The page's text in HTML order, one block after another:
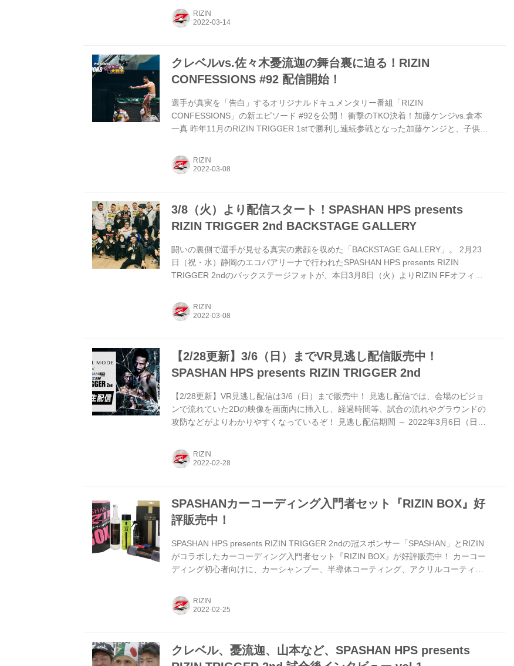
MASANARI vs. 松井大樹 松井大樹2 MASANARI2 第2試合 大樹 vs. 仲川広汰 大樹3 仲
川広汰3 第1試合 伊藤勇大 vs. 桃翔 桃翔2 伊藤勇大2 関連記事 BACKSTAGE GALL...
RIZIN
クレベルvs.佐々木憂流迦の舞台裏に迫る！RIZIN
CONFESSIONS #92 配信開始！
選手が真実を「告白」するオリジナルドキュメンタリー番組「RIZIN
CONFESSIONS」の新エピソード #92を公開！ 衝撃のTKO決着！加藤ケンジvs.倉本
一真 昨年11月のRIZIN TRIGGER 1stで勝利し連続参戦となった加藤ケンジと、子供が
した倉本だったが、舞台裏で自身の反省点を振り返る。チャンピオンを目指し、家族
のために頑張ることを誓う。 北斗のグラップラーが秒殺TKO！新居すぐるvs.山本空
RIZIN
3/8（火）より配信スタート！SPASHAN HPS presents
RIZIN TRIGGER 2nd BACKSTAGE GALLERY
闘いの裏側で選手が見せる真実の素顔を収めた「BACKSTAGE GALLERY」。 2月23
日（祝・水）静岡のエコパアリーナで行われたSPASHAN HPS presents RIZIN
TRIGGER 2ndのバックステージフォトが、本日3月8日（火）よりRIZIN FFオフィシ
ォローして、バックステージフォトをチェックしよう！ RIZIN FF 公式Twitterアカウ
ント 公式Twitterアカウントでは、RIZINニュース、選手情報、RIZINガール情報など、
RIZIN
【2/28更新】3/6（日）までVR見逃し配信販売中！
SPASHAN HPS presents RIZIN TRIGGER 2nd
【2/28更新】VR見逃し配信は3/6（日）まで販売中！ 見逃し配信では、会場のビジョ
ンで流れていた2Dの映像を画面内に挿入し、経過時間等、試合の流れやグラウンドの
攻防などがよりわかりやすくなっているぞ！ 見逃し配信期間 ～ 2022年3月6日（日）
※別途システム手数料：¥330（税込） 配信チケット販売ページ StreamPass 有料配
信サービス|VR MODE 有料配信サービスのStreamPass！RIZINのSPASHAN HPS
RIZIN
SPASHANカーコーディング入門者セット『RIZIN BOX』好
評販売中！
SPASHAN HPS presents RIZIN TRIGGER 2ndの冠スポンサー「SPASHAN」とRIZIN
がコラボしたカーコーディング入門者セット『RIZIN BOX』が好評販売中！ カーコー
ディング初心者向けに、カーシャンプー、半導体コーティング、アクリルコーティン
ットだ！ これがあればカーコーディング初心者でもショーカーの様なコーティングが
可能！是非この機会に『RIZIN BOX』を手に入れよう！ 『RIZIN BOX』概要 商品名
RIZIN
クレベル、憂流迦、山本など、SPASHAN HPS presents